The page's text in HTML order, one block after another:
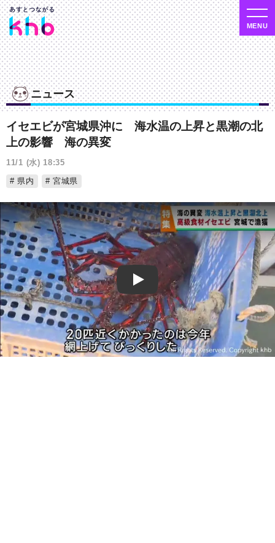
ニュース
イセエビが宮城県沖に 海水温の上昇と黒潮の北
上の影響 海の異変
11/1 (水) 18:35
県内
宮城県
Play